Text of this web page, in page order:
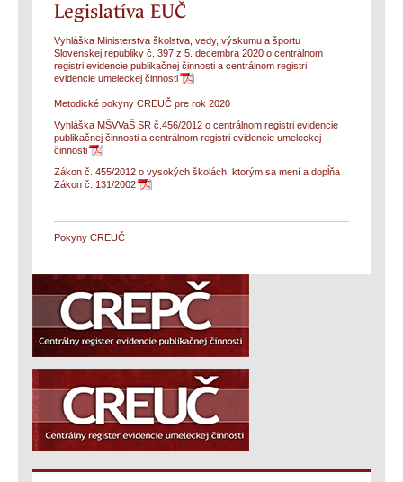
Legislatíva EUČ
Vyhláška Ministerstva školstva, vedy, výskumu a športu
Slovenskej republiky č. 397 z 5. decembra 2020 o centrálnom
registri evidencie publikačnej činnosti a centrálnom registri
evidencie umeleckej činnosti
Metodické pokyny CREUČ pre rok 2020
Vyhláška MŠVVaŠ SR č.456/2012 o centrálnom registri evidencie
publikačnej činnosti a centrálnom registri evidencie umeleckej
činnosti
Zákon č. 455/2012 o vysokých školách, ktorým sa mení a dopĺňa
Zákon č. 131/2002
Pokyny CREUČ